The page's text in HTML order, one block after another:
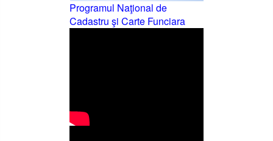
Programul Naţional de
Cadastru şi Carte Funciara